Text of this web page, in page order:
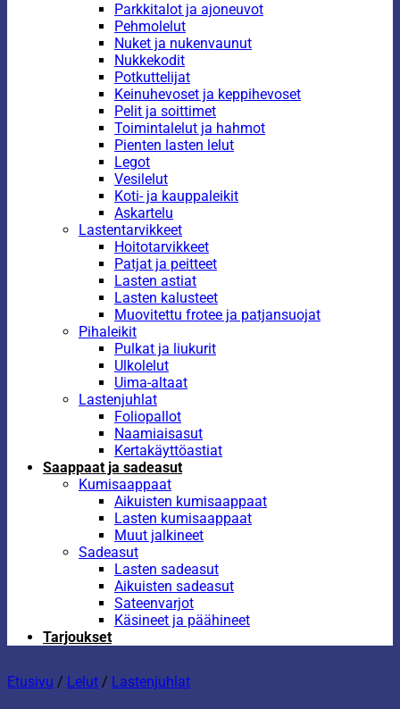
Parkkitalot ja ajoneuvot
Pehmolelut
Nuket ja nukenvaunut
Nukkekodit
Potkuttelijat
Keinuhevoset ja keppihevoset
Pelit ja soittimet
Toimintalelut ja hahmot
Pienten lasten lelut
Legot
Vesilelut
Koti- ja kauppaleikit
Askartelu
Lastentarvikkeet
Hoitotarvikkeet
Patjat ja peitteet
Lasten astiat
Lasten kalusteet
Muovitettu frotee ja patjansuojat
Pihaleikit
Pulkat ja liukurit
Ulkolelut
Uima-altaat
Lastenjuhlat
Foliopallot
Naamiaisasut
Kertakäyttöastiat
Saappaat ja sadeasut
Kumisaappaat
Aikuisten kumisaappaat
Lasten kumisaappaat
Muut jalkineet
Sadeasut
Lasten sadeasut
Aikuisten sadeasut
Sateenvarjot
Käsineet ja päähineet
Tarjoukset
Etusivu / Lelut / Lastenjuhlat